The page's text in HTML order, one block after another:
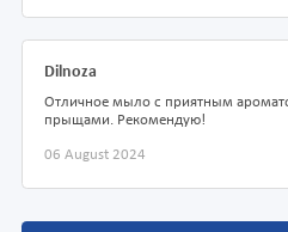
Dilnoza
Отличное мыло с приятным
прыщами. Рекомендую!
06 August 2024